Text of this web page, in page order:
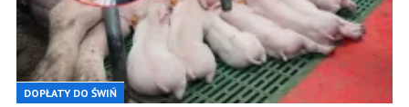
DOPŁATY DO ŚWIŃ